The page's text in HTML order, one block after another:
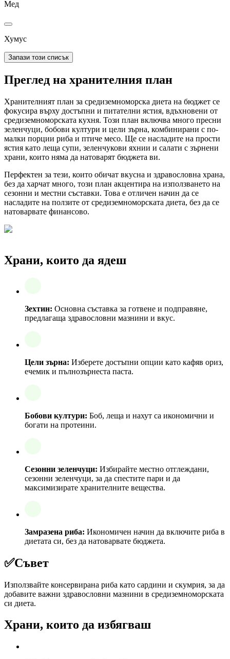
Мед
Хумус
Запази този списък
Преглед на хранителния план
Хранителният план за средиземноморска диета на бюджет се
фокусира върху достъпни и питателни ястия, вдъхновени от
средиземноморската кухня. Този план включва много пресни
зеленчуци, бобови култури и цели зърна, комбинирани с по-
малки порции риба и птиче месо. Ще се насладите на прости
ястия като леща супи, зеленчукови яхнии и салати с зърнени
храни, които няма да натоварят бюджета ви.
Перфектен за тези, които обичат вкусна и здравословна храна,
без да харчат много, този план акцентира на използването на
сезонни и местни съставки. Това е отличен начин да се
насладите на ползите от средиземноморската диета, без да се
натоварвате финансово.
Храни, които да ядеш
Зехтин: Основна съставка за готвене и подправяне,
предлагаща здравословни мазнини и вкус.
Цели зърна: Изберете достъпни опции като кафяв ориз,
ечемик и пълнозърнеста паста.
Бобови култури: Боб, леща и нахут са икономични и
богати на протеини.
Сезонни зеленчуци: Избирайте местно отглеждани,
сезонни зеленчуци, за да спестите пари и да
максимизирате хранителните вещества.
Замразена риба: Икономичен начин да включите риба в
диетата си, без да натоварвате бюджета.
✅Съвет
Използвайте консервирана риба като сардини и скумрия, за да
добавите важни здравословни мазнини в средиземноморската
си диета.
Храни, които да избягваш